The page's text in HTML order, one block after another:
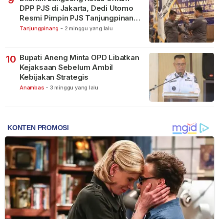
DPP PJS di Jakarta, Dedi Utomo
Resmi Pimpin PJS Tanjungpinang-
Bintan
Tanjungpinang - 2 minggu yang lalu
10 Bupati Aneng Minta OPD Libatkan
Kejaksaan Sebelum Ambil
Kebijakan Strategis
Anambas - 3 minggu yang lalu